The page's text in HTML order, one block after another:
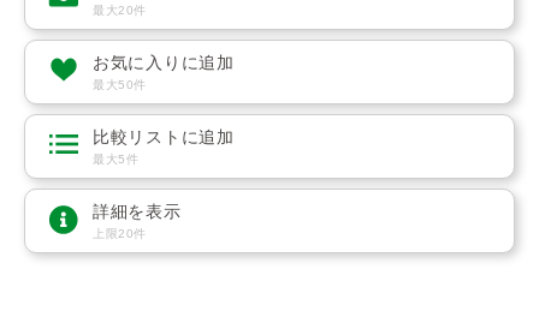
最大20件
お気に入りに追加
最大50件
比較リストに追加
最大5件
詳細を表示
上限20件